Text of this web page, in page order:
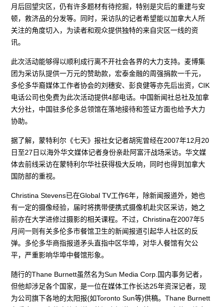
月后回望灾区，仍有许多题材有待挖掘，特别是灾后的重建与安
顿，救济品的分发等。同时，采访队的记者希望能以加拿大人所
关注的角度切入，为读者和观众提供独特的来自灾区一线的资
讯。
此次活动能够得以顺利成行离不开社会各界的大力支持。麦博集
团为采访队提供一万元的赞助款，宏泰金融的周强捐款一千元，
多伦多华裔媒体工作者协会的刘穗安、彭良健等亦先后出资，CIK
电话公司也免费为此次活动提供4部电话。中国新闻社总社及加拿
大分社，中国驻多伦多总领馆在落地接待和签证方面也给予大力
协助。
据了解，蒙特利尔《七天》报社女记者胡宪曾经在2007年12月20
日至27日以海外华文媒体记者身份亲赴阿富汗战场采访。华文媒
体去前线采访在蒙特利尔华社获得极大反响，同时也得到加拿大
国防部的重视。
Christina Stevens已在Global TV工作6年，除新闻报道外，她也
有一定的摄像经验，届时将携带便携式摄像机赴灾区采访，她之
前亦在大学进修过摄影的相关课程。不过，Christina在2007年5
月间一则有关多伦多市餐馆卫生的新闻报道引起华人社区的反
弹。多伦多华商指报道矛头直指中区华埠，对华人餐馆有欠公
平，严重影响华埠中餐馆形象。
随行的Thane Burnett虽然名为Sun Media Corp.国内事务记者，
但他却涉足各个国家，是一位在媒体工作长达25年资深记者，现
为公司旗下各地的太阳报(如Toronto Sun等)供稿。Thane Burnett